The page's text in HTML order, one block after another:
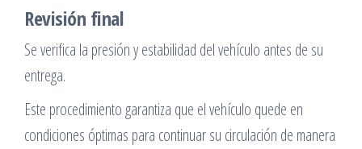
Revisión final
Se verifica la presión y estabilidad del vehículo antes de su
entrega.
Este procedimiento garantiza que el vehículo quede en
condiciones óptimas para continuar su circulación de manera